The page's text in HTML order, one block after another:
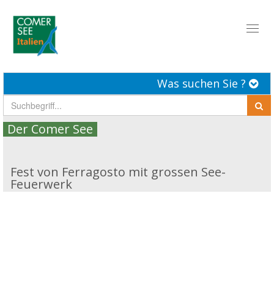
Was suchen Sie ?
Der Comer See
Fest von Ferragosto mit grossen See-
Feuerwerk